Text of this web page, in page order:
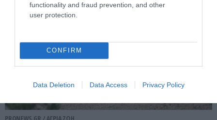
functionality and fraud prevention, and other
user protection.
CONFIRM
Data Deletion Data Access Privacy Policy